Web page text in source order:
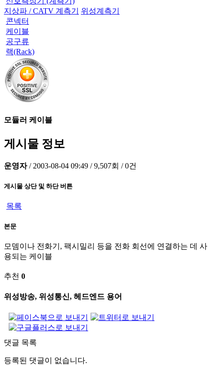
지상파 / CATV 계측기
위성계측기
콘넥터
케이블
공구류
랙(Rack)
모듈러 케이블
게시물 정보
운영자 / 2003-08-04 09:49 / 9,507회 / 0건
게시물 상단 및 하단 버튼
목록
본문
모뎀이나 전화기, 팩시밀리 등을 전화 회선에 연결하는 데 사
용되는 케이블
추천 0
위성방송, 위성통신, 헤드엔드 용어
댓글 목록
등록된 댓글이 없습니다.